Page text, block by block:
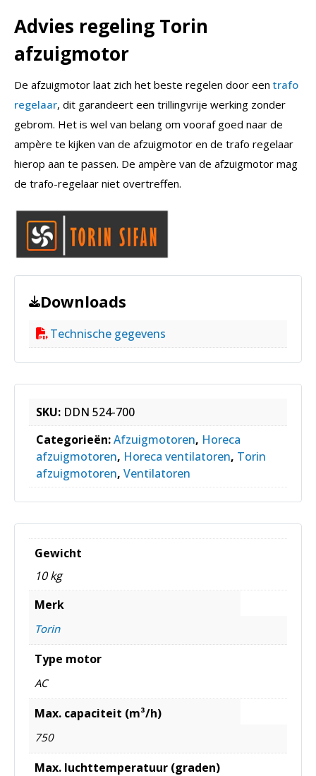
Advies regeling Torin
afzuigmotor
De afzuigmotor laat zich het beste regelen door een trafo
regelaar, dit garandeert een trillingvrije werking zonder
gebrom. Het is wel van belang om vooraf goed naar de
ampère te kijken van de afzuigmotor en de trafo regelaar
hierop aan te passen. De ampère van de afzuigmotor mag
de trafo-regelaar niet overtreffen.
Downloads
Technische gegevens
SKU: DDN 524-700
Categorieën:Afzuigmotoren, Horeca
afzuigmotoren, Horeca ventilatoren, Torin
afzuigmotoren, Ventilatoren
Gewicht
10 kg
Merk
Torin
Type motor
AC
Max. capaciteit (m³/h)
750
Max. luchttemperatuur (graden)